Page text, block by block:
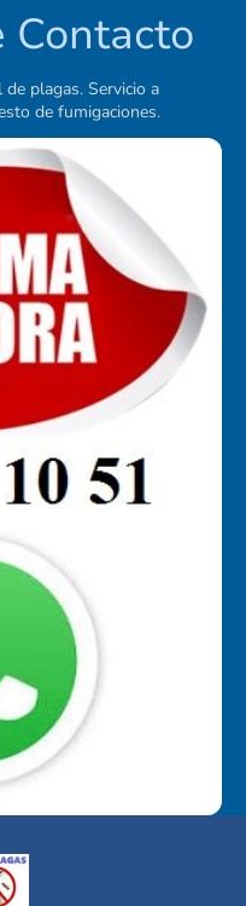
Contacto
plagas. Servicio a
de fumigaciones.